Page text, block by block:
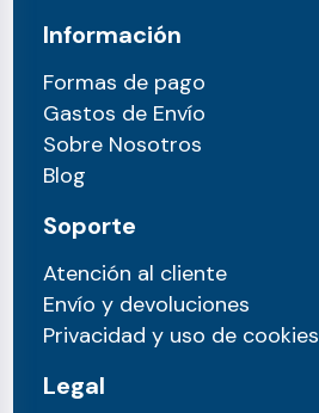
Información
Formas de pago
Gastos de Envío
Sobre Nosotros
Blog
Soporte
Atención al cliente
Envío y devoluciones
Privacidad y uso de cookies
Legal